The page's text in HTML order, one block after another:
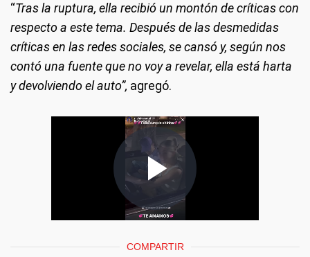
“Tras la ruptura, ella recibió un montón de críticas con
respecto a este tema. Después de las desmedidas
críticas en las redes sociales, se cansó y, según nos
contó una fuente que no voy a revelar, ella está harta
y devolviendo el auto”, agregó.
COMPARTIR